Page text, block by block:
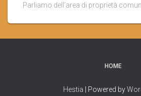
Parliamo dell’area di proprietà
HOME
Hestia | Powered by